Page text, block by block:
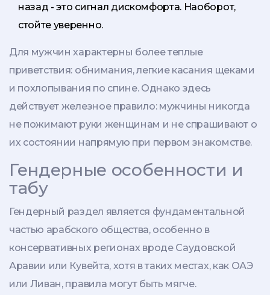
назад - это сигнал дискомфорта. Наоборот,
стойте уверенно.
Для мужчин характерны более теплые
приветствия: обнимания, легкие касания щеками
и похлопывания по спине. Однако здесь
действует железное правило: мужчины никогда
не пожимают руки женщинам и не спрашивают о
их состоянии напрямую при первом знакомстве.
Гендерные особенности и
табу
Гендерный раздел является фундаментальной
частью арабского общества, особенно в
консервативных регионах вроде Саудовской
Аравии или Кувейта, хотя в таких местах, как ОАЭ
или Ливан, правила могут быть мягче.